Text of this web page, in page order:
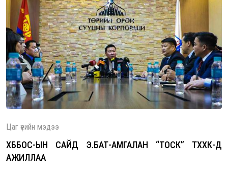
Цаг үеийн мэдээ
ХББОС-ЫН САЙД Э.БАТ-АМГАЛАН “ТОСК” ТӨХХК-Д
АЖИЛЛАА